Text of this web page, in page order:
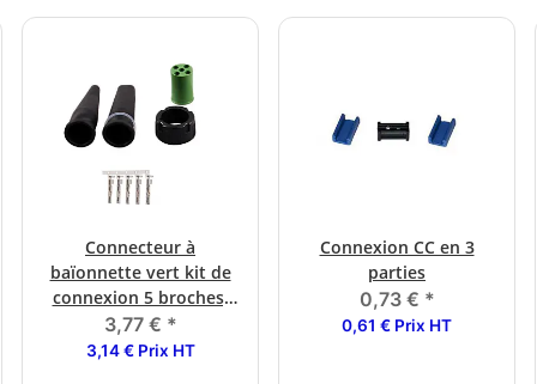
Connecteur à
baïonnette vert kit de
connexion 5 broches,
instructions de prise
3,77 € *
3,14 € Prix HT
Connexion CC en 3
parties
0,73 € *
0,61 € Prix HT